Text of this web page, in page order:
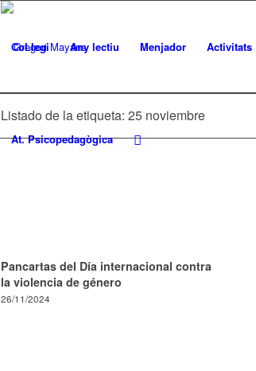
Col.legi Any lectiu Menjador Activitats
At. Psicopedagògica
Listado de la etiqueta: 25 noviembre
Pancartas del Día internacional contra
la violencia de género
26/11/2024